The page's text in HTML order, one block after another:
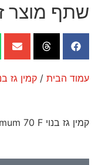
עמוד הבית / קמין גז
קמין גז בנוי Summum 70 F
שתף מוצר